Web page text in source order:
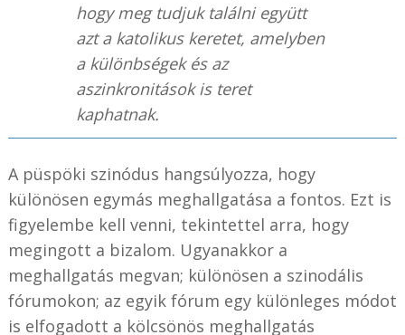
hogy meg tudjuk találni együtt
azt a katolikus keretet, amelyben
a különbségek és az
aszinkronitások is teret
kaphatnak.
A püspöki szinódus hangsúlyozza, hogy
különösen egymás meghallgatása a fontos. Ezt is
figyelembe kell venni, tekintettel arra, hogy
megingott a bizalom. Ugyanakkor a
meghallgatás megvan; különösen a szinodális
fórumokon; az egyik fórum egy különleges módot
is elfogadott a kölcsönös meghallgatás